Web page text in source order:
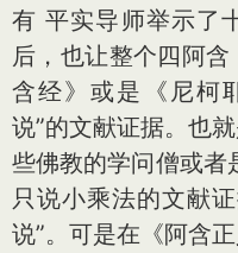
有 平实导师举示了
后，也让整个四阿
含经》或是《尼柯
说”的文献证据。也
些佛教的学问僧或者
只说小乘法的文献
说”。可是在《阿含